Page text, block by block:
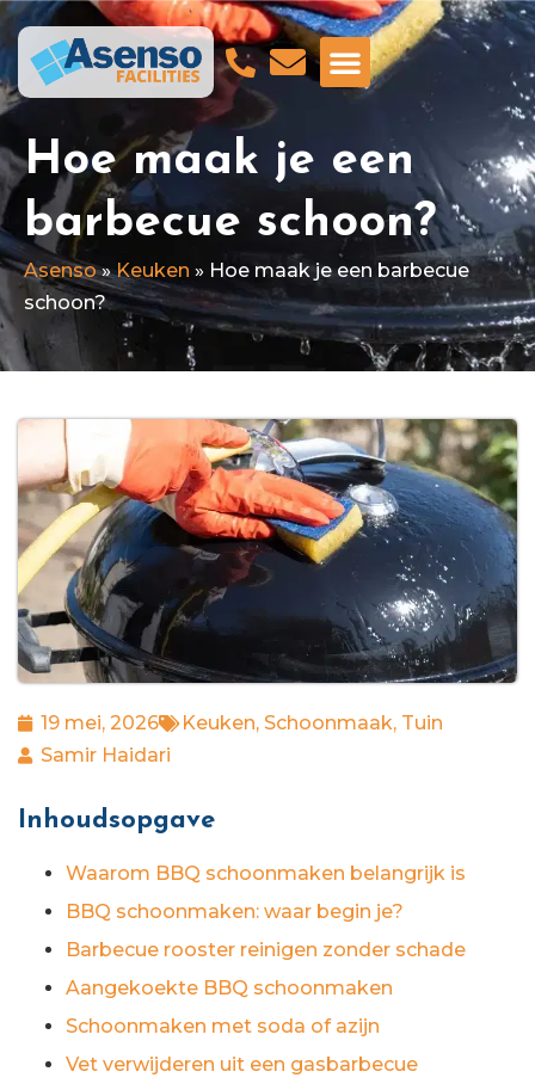
Hoe maak je een
barbecue schoon?
Asenso»Keuken » Hoe maak je een barbecue
schoon?
19 mei, 2026 Keuken, Schoonmaak, Tuin
Samir Haidari
Inhoudsopgave
Waarom BBQ schoonmaken belangrijk is
BBQ schoonmaken: waar begin je?
Barbecue rooster reinigen zonder schade
Aangekoekte BBQ schoonmaken
Schoonmaken met soda of azijn
Vet verwijderen uit een gasbarbecue